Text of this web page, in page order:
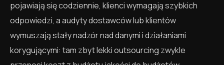
pojawiają się codziennie, klienci wymagają szybkich
odpowiedzi, a audyty dostawców lub klientów
wymuszają stały nadzór nad danymi i działaniami
korygującymi: tam zbyt lekki outsourcing zwykle